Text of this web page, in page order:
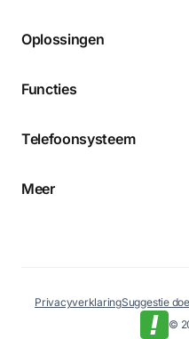
Oplossingen
Functies
Telefoonsysteem
Meer
©
PrivacyverklaringSuggestie